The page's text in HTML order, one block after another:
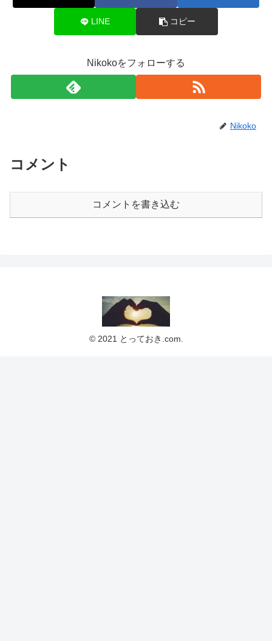
LINE コピー
Nikokoをフォローする
Nikoko
コメント
コメントを書き込む
© 2021 とっておき.com.